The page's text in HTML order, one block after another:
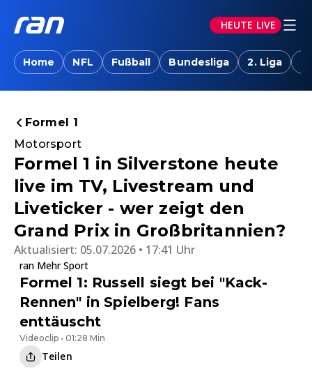
HEUTE LIVE
Home NFL Fußball Bundesliga 2. Liga
Formel 1
Motorsport
Formel 1 in Silverstone heute
live im TV, Livestream und
Liveticker - wer zeigt den
Grand Prix in Großbritannien?
Aktualisiert: 05.07.2026 • 17:41 Uhr
ran Mehr Sport
Formel 1: Russell siegt bei "Kack-
Rennen" in Spielberg! Fans
enttäuscht
Videoclip • 01:28 Min
Teilen